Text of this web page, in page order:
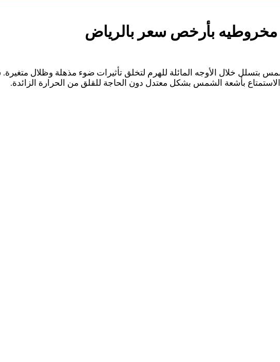
بأرخص سعر بالرياض
خلال الأوجه المائلة للهرم لتخلق تأثيرات ضوء مذهلة وظلال متغيرة.
بأشعة الشمس بشكل معتدل دون الحاجة للقلق من الحرارة الزائدة.